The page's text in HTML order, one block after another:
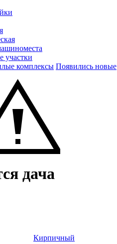
участки
комплексы Появились новые
дача
Кирпичный